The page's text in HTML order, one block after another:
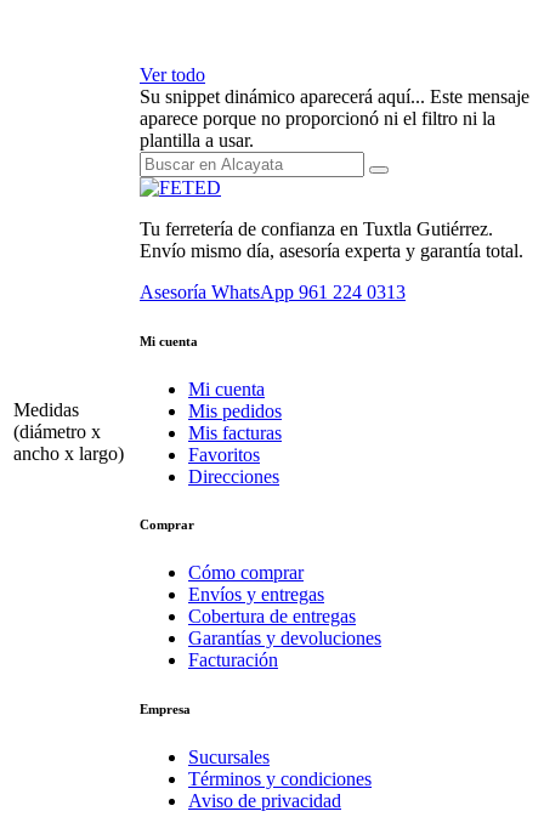
Medidas
(diámetro x
ancho x largo)
Ver todo
Su snippet dinámico aparecerá aquí... Este mensaje
aparece porque no proporcionó ni el filtro ni la
plantilla a usar.
Tu ferretería de confianza en Tuxtla Gutiérrez.
Envío mismo día, asesoría experta y garantía total.
Asesoría WhatsApp 961 224 0313
Mi cuenta
Mi cuenta
Mis pedidos
Mis facturas
Favoritos
Direcciones
Comprar
Cómo comprar
Envíos y entregas
Cobertura de entregas
Garantías y devoluciones
Facturación
Empresa
Sucursales
Términos y condiciones
Aviso de privacidad